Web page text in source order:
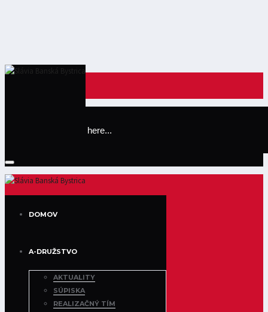
DOMOV
A-DRUŽSTVO
AKTUALITY
SÚPISKA
REALIZAČNÝ TÍM